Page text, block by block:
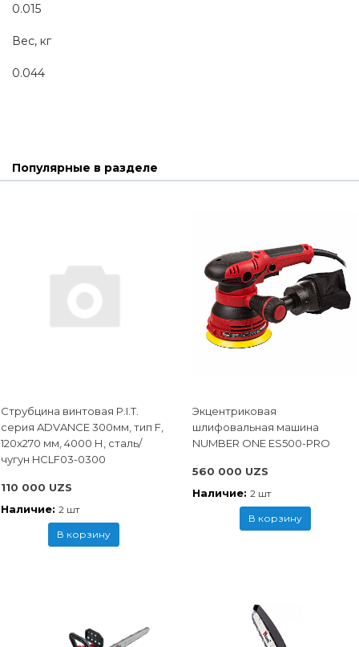
0.015
Вес, кг
0.044
Популярные в разделе
Струбцина винтовая P.I.T.
cерия ADVANCE 300мм, тип F,
120x270 мм, 4000 Н, сталь/
чугун HCLF03-0300
110 000 UZS
Наличие: 2 шт
В корзину
Экцентриковая
шлифовальная машина
NUMBER ONE ES500-PRO
560 000 UZS
Наличие: 2 шт
В корзину